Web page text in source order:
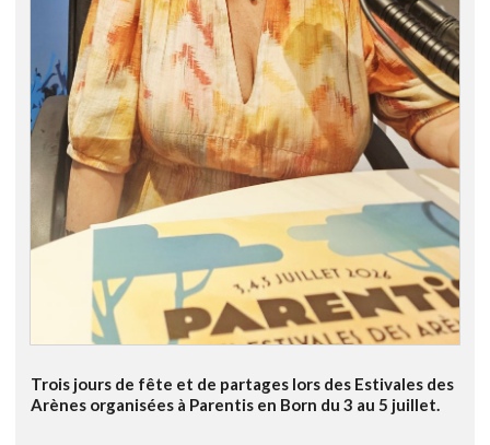
Trois jours de fête et de partages lors des Estivales des
Arènes organisées à Parentis en Born du 3 au 5 juillet.